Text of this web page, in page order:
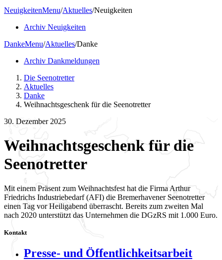
NeuigkeitenMenu/Aktuelles/Neuigkeiten
Archiv Neuigkeiten
DankeMenu/Aktuelles/Danke
Archiv Dankmeldungen
Die Seenotretter
Aktuelles
Danke
Weihnachtsgeschenk für die Seenotretter
30. Dezember 2025
Weihnachtsgeschenk für die
Seenotretter
Mit einem Präsent zum Weihnachtsfest hat die Firma Arthur
Friedrichs Industriebedarf (AFI) die Bremerhavener Seenotretter
einen Tag vor Heiligabend überrascht. Bereits zum zweiten Mal
nach 2020 unterstützt das Unternehmen die DGzRS mit 1.000 Euro.
Kontakt
Presse- und Öffentlichkeitsarbeit